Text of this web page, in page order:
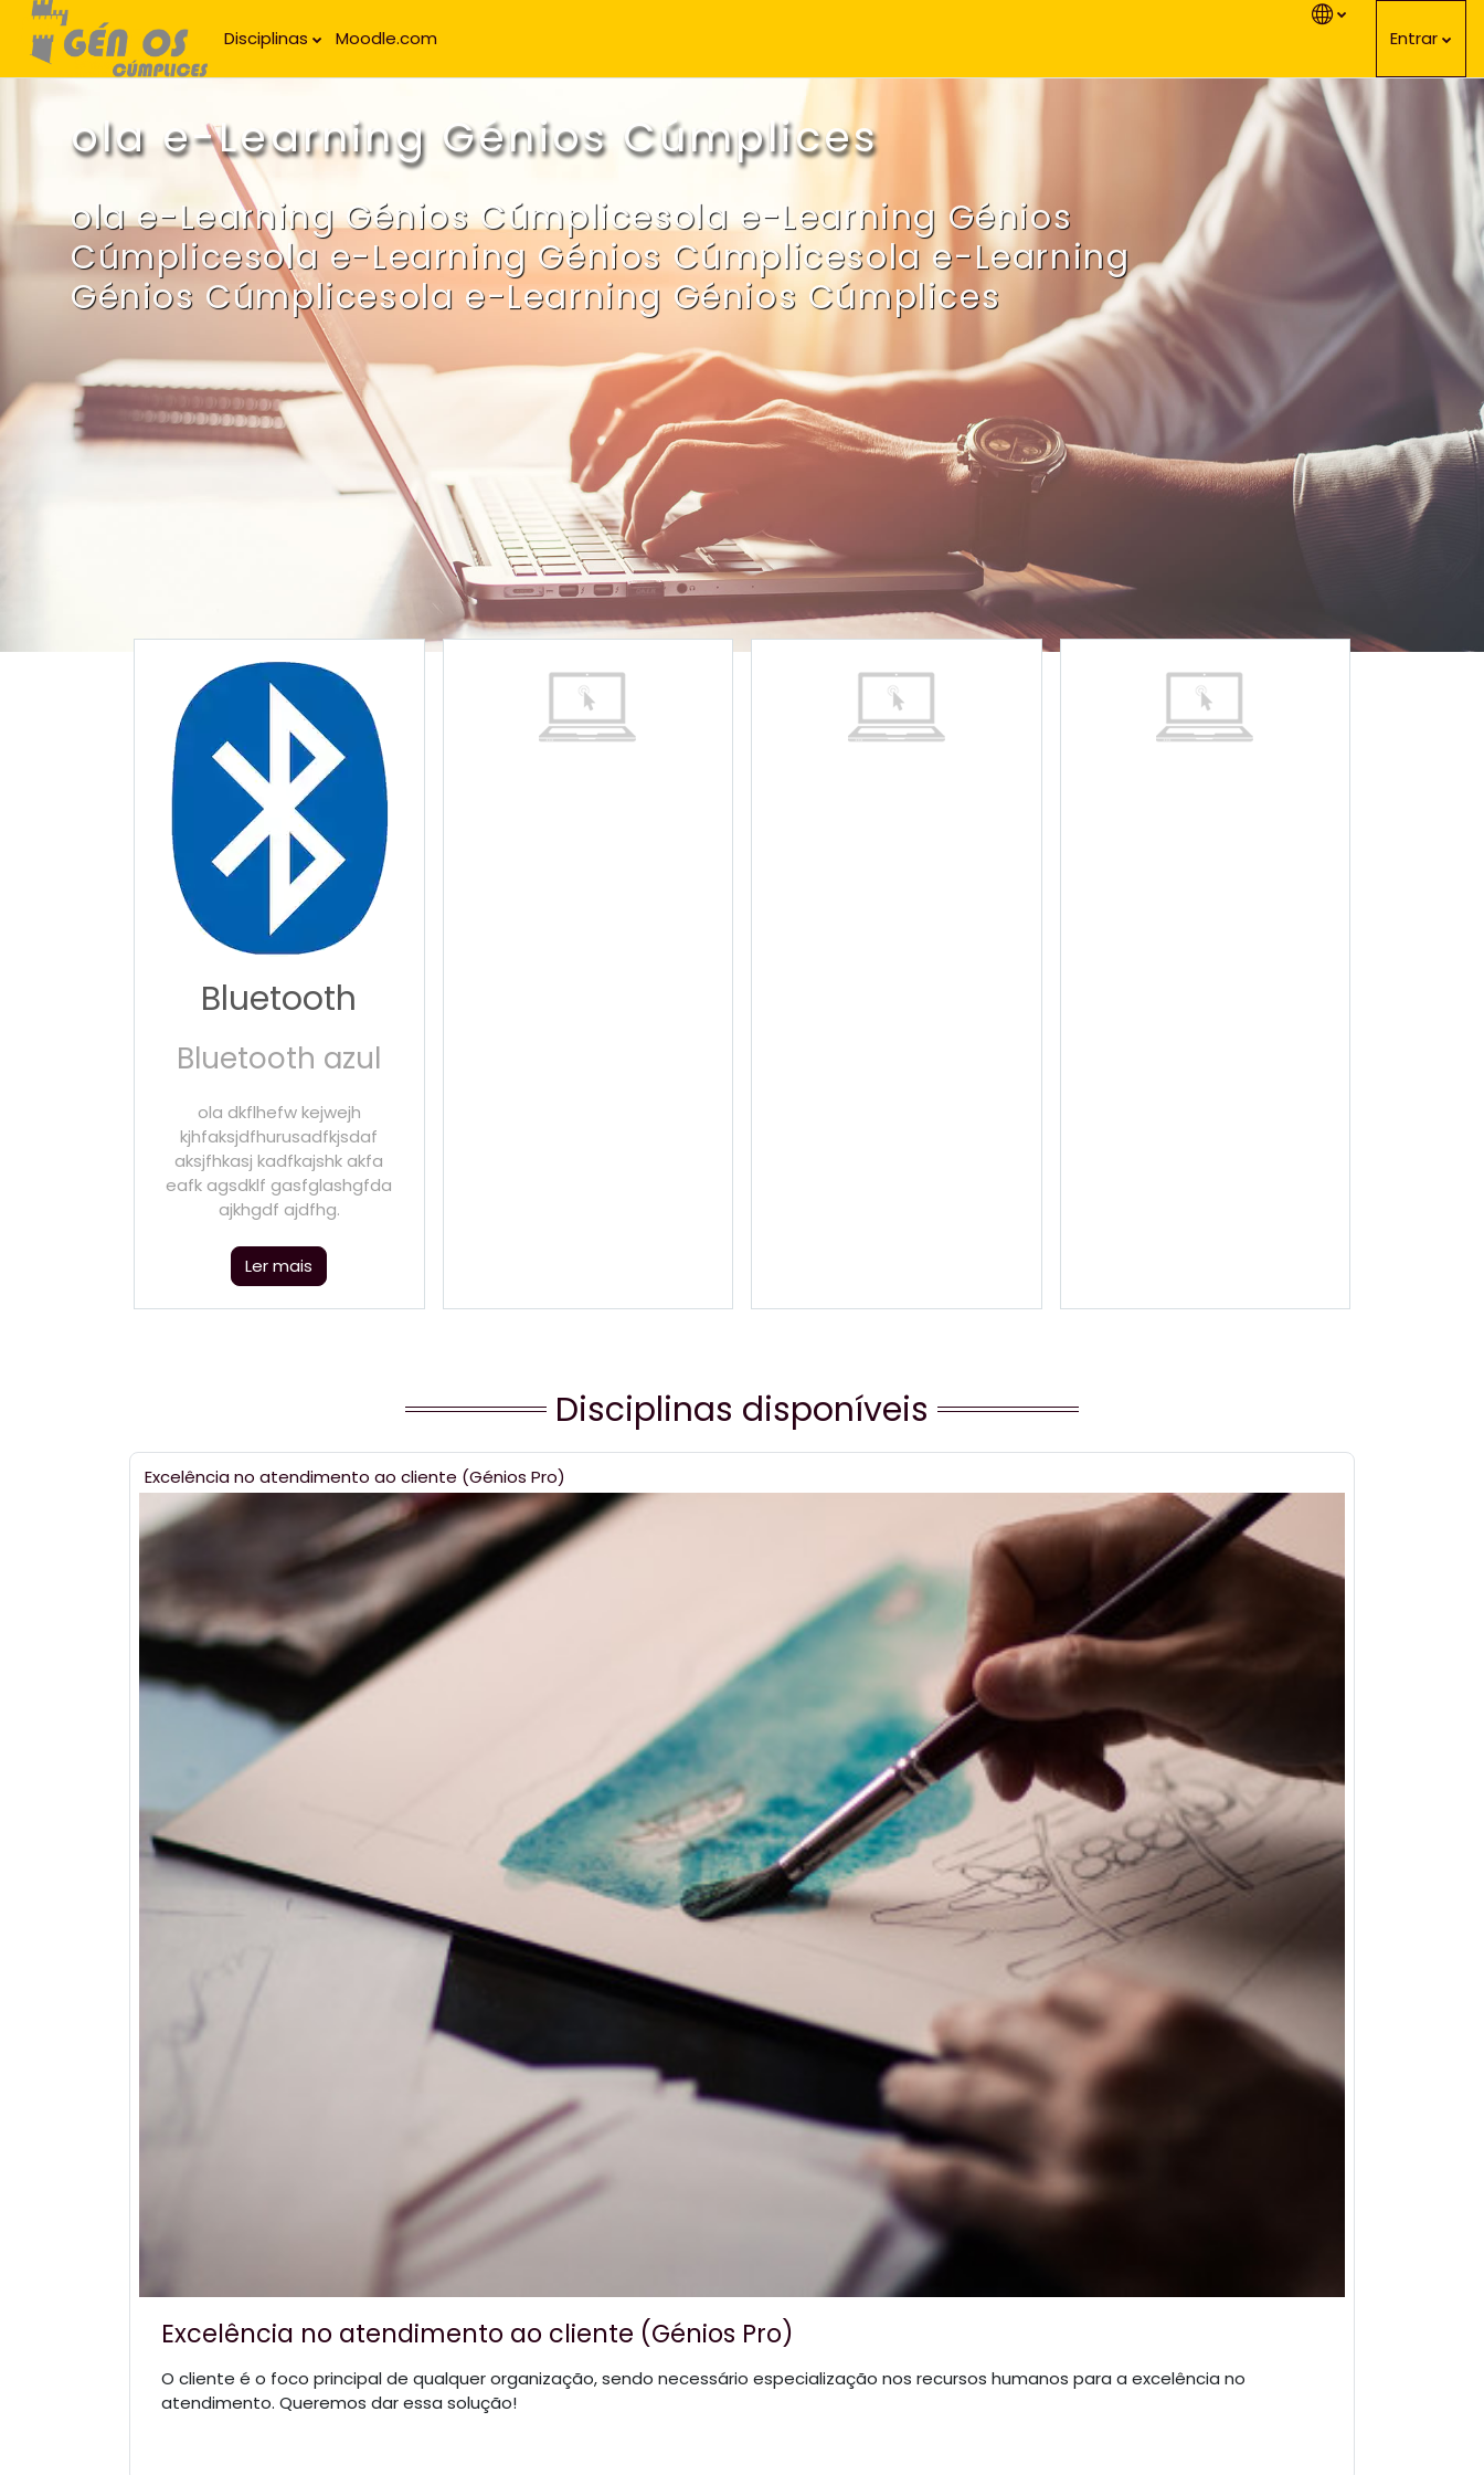
Disciplinas Moodle.com Entrar
Ir para o conteúdo principal
ola e-Learning Génios Cúmplices
ola e-Learning Génios Cúmplicesola e-Learning Génios
Cúmplicesola e-Learning Génios Cúmplicesola e-Learning
Génios Cúmplicesola e-Learning Génios Cúmplices
Bluetooth
Bluetooth azul
ola dkflhefw kejwejh
kjhfaksjdfhurusadfkjsdaf
aksjfhkasj kadfkajshk akfa
eafk agsdklf gasfglashgfda
ajkhgdf ajdfhg.
Ler mais
Disciplinas disponíveis
Excelência no atendimento ao cliente (Génios Pro)
Excelência no atendimento ao cliente (Génios Pro)
O cliente é o foco principal de qualquer organização, sendo necessário especialização nos recursos humanos para a excelência no
atendimento. Queremos dar essa solução!